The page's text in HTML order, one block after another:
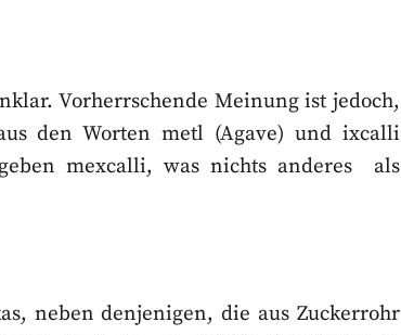
Vorherrschende Meinung ist jedoch,
den Worten metl (Agave) und ixcalli
mexcalli, was nichts anderes als
neben denjenigen, die aus Zuckerrohr